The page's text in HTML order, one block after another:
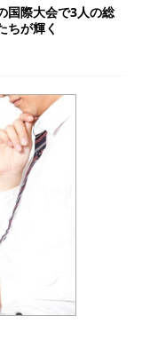
国際大会で3人の総
が輝く